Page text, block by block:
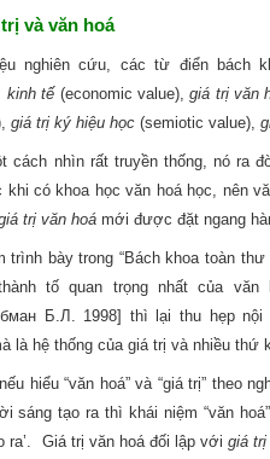
và văn hoá
nghiên cứu, các từ điển bách
kinh tế (economic value),giá trị văn
giá trị ký hiệu học (semiotic value),
cách nhìn rất truyền thống, nó ra
có khoa học văn hoá học, nên
trị văn hoá mới được đặt ngang
trình bày trong “Bách khoa toàn
tố quan trọng nhất của
Б.Л. 1998] thì lại thu hẹp nội
là hệ thống của giá trị và nhiều thứ
hiểu “văn hoá” và “giá trị” theo
sáng tạo ra thì khái niệm “văn
Giá trị văn hoá đối lập vớigiá trị